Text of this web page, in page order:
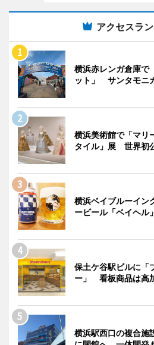
アクセスラ
横浜赤レンガ倉庫で
ット」 サンタモニ
横浜美術館で「マリ
タイル」展 世界初
横浜ベイブルーイ
ービール「ベイヘル」
保土ケ谷駅ビルに「
ー」 看板商品は高
横浜駅西口の複合施